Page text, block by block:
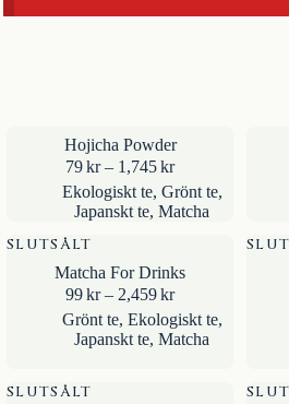
Hojicha Powder
79kr – 1,745krPrisintervall:
79kr
till
Ekologiskt te, Grönt te,
Japanskt te, Matcha
SLUTSÅLT
Matcha For Drinks
99kr – 2,459krPrisintervall:
99kr
till
Grönt te, Ekologiskt te,
Japanskt te, Matcha
SLUTSÅLT